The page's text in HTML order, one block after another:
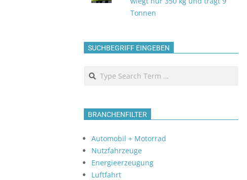
Tonnen
SUCHBEGRIFF EINGEBEN
Search
BRANCHENFILTER
Automobil + Motorrad
Nutzfahrzeuge
Energieerzeugung
Luftfahrt